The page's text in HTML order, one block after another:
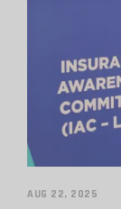
AUG 22, 2025